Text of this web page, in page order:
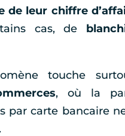
de leur chiffre
cas, de
touche
, où la
par carte bancaire